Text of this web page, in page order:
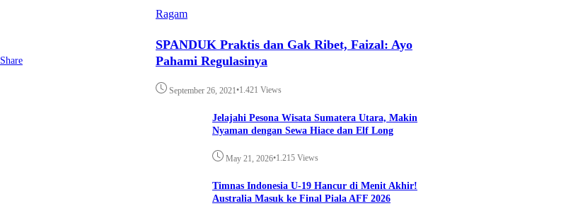
Share
Ragam
SPANDUK Praktis dan Gak Ribet, Faizal: Ayo
Pahami Regulasinya
September 26, 2021•1.421 Views
Jelajahi Pesona Wisata Sumatera Utara, Makin
Nyaman dengan Sewa Hiace dan Elf Long
May 21, 2026•1.215 Views
Timnas Indonesia U-19 Hancur di Menit Akhir!
Australia Masuk ke Final Piala AFF 2026